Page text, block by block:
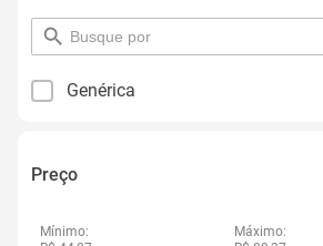
pesquisar
por
Genérica
Preço
Mínimo:
Máximo: